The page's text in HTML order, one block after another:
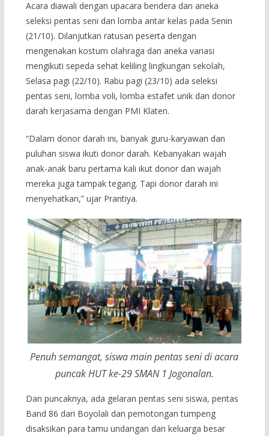
Acara diawali dengan upacara bendera dan aneka
seleksi pentas seni dan lomba antar kelas pada Senin
(21/10). Dilanjutkan ratusan peserta dengan
mengenakan kostum olahraga dan aneka variasi
mengikuti sepeda sehat keliling lingkungan sekolah,
Selasa pagi (22/10). Rabu pagi (23/10) ada seleksi
pentas seni, lomba voli, lomba estafet unik dan donor
darah kerjasama dengan PMI Klaten.
“Dalam donor darah ini, banyak guru-karyawan dan
puluhan siswa ikuti donor darah. Kebanyakan wajah
anak-anak baru pertama kali ikut donor dan wajah
mereka juga tampak tegang. Tapi donor darah ini
menyehatkan,” ujar Prantiya.
Penuh semangat, siswa main pentas seni di acara
puncak HUT ke-29 SMAN 1 Jogonalan.
Dan puncaknya, ada gelaran pentas seni siswa, pentas
Band 86 dari Boyolali dan pemotongan tumpeng
disaksikan para tamu undangan dan keluarga besar